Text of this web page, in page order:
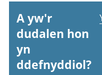
A yw'r
dudalen hon
yn
ddefnyddiol?